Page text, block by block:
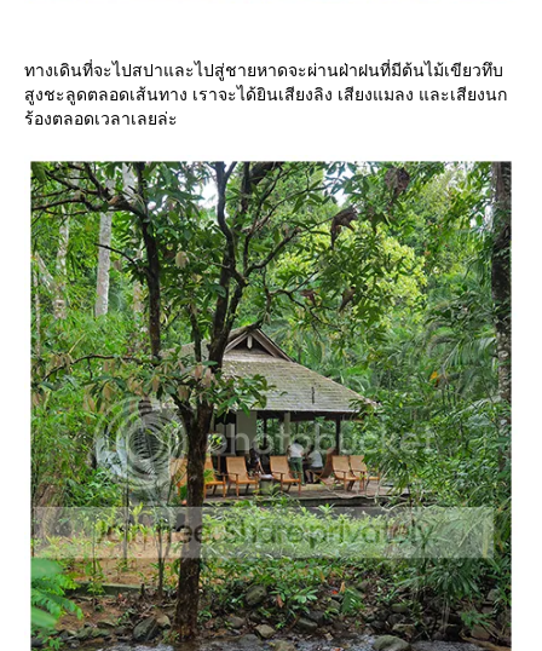
ทางเดินที่จะไปสปาและไปสู่ชายหาดจะผ่านฝ่าฝนที่มีต้นไม้เขียวทึบ
สูงชะลูดตลอดเส้นทาง เราจะได้ยินเสียงลิง เสียงแมลง และเสียงนก
ร้องตลอดเวลาเลยล่ะ